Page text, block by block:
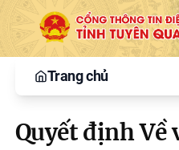
Trang chủ
Quyết định Về